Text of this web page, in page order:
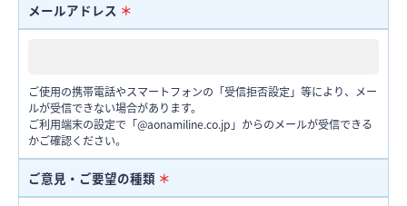
メールアドレス ＊
ご使用の携帯電話やスマートフォンの「受信拒否設定」等により、メー
ルが受信できない場合があります。
ご利用端末の設定で「@aonamiline.co.jp」からのメールが受信できる
かご確認ください。
ご意見・ご要望の種類 ＊